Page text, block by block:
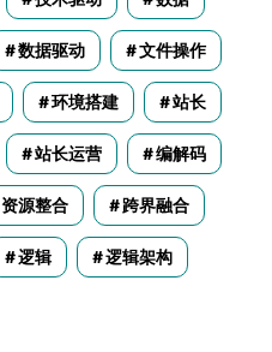
数据驱动 文件操作
环境搭建 站长
站长运营 编解码
资源整合 跨界融合
逻辑 逻辑架构